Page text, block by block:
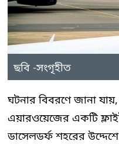
ছবি -সংগৃহীত
ঘটনার বিবরণে জানা
এয়ারওয়েজের একটি
ডাসেলডর্ফ শহরের